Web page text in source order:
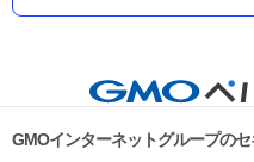
GMOインターネットグループの